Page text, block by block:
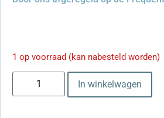
1 op voorraad (kan nabesteld worden)
In winkelwagen